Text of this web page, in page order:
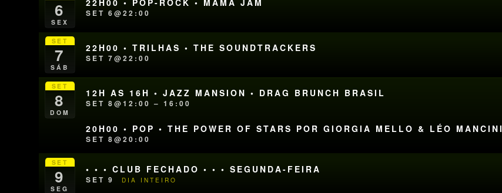
6
SEX
22H00 • POP-ROCK • MAMA JAM
SET 6@22:00
SET
7
SÁB
22H00 • TRILHAS • THE SOUNDTRACKERS
SET 7@22:00
SET
8
DOM
12H AS 16H • JAZZ MANSION • DRAG BRUNCH BRASIL
SET 8@12:00 – 16:00
20H00 • POP • THE POWER OF STARS POR GIORGIA MELLO & LÉO MANCINI
SET 8@20:00
SET
9
SEG
• • • CLUB FECHADO • • • SEGUNDA-FEIRA
SET 9 DIA INTEIRO